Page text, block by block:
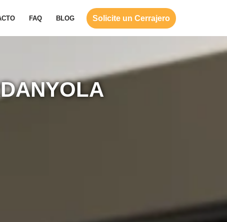
FAQ BLOG Solicite un Cerrajero